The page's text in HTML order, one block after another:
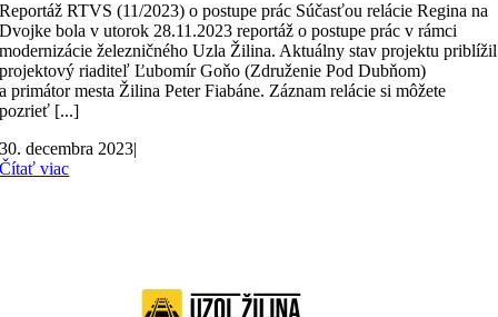
Reportáž RTVS (11/2023) o postupe prác Súčasťou relácie Regina na
Dvojke bola v utorok 28.11.2023 reportáž o postupe prác v rámci
modernizácie železničného Uzla Žilina. Aktuálny stav projektu priblížil
projektový riaditeľ Ľubomír Goňo (Združenie Pod Dubňom)
a primátor mesta Žilina Peter Fiabáne. Záznam relácie si môžete
pozrieť [...]
30. decembra 2023|
Čítať viac